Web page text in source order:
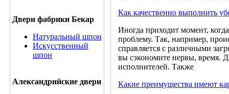
Двери фабрики Бекар
Натуральный шпон
Искусственный
шпон
Александрийские двери
Как качественно выполнить
Иногда приходит момент,
проблему. Так, например,
справляется с различными
вы сэкономите нервы, время.
исполнителей. Также
Какие преимущества имеют